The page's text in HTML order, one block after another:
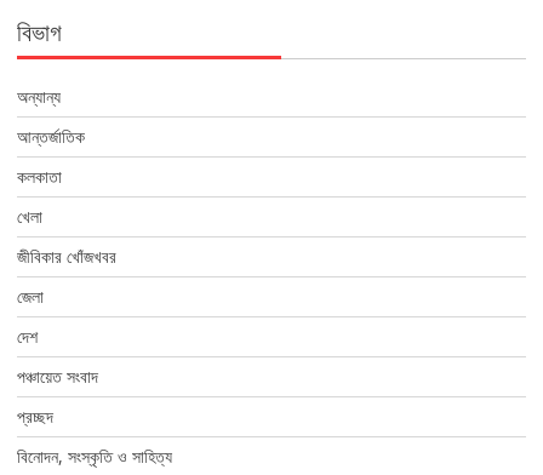
বিভাগ
অন্যান্য
আন্তর্জাতিক
কলকাতা
খেলা
জীবিকার খোঁজখবর
জেলা
দেশ
পঞ্চায়েত সংবাদ
প্রচ্ছদ
বিনোদন, সংস্কৃতি ও সাহিত্য